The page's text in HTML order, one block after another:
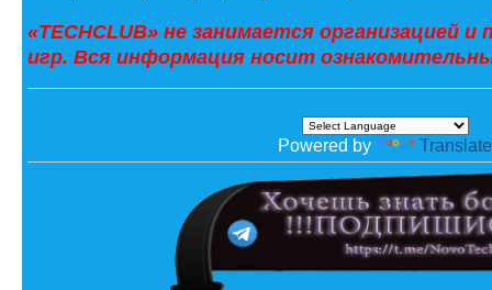
«TECHCLUB» не занимается организацией
игр. Вся информация носит
Powered by Translate